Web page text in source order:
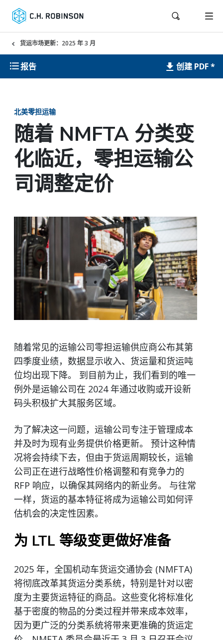
货运市场更新：2025 年 3 月
报告 创建 PDF *
北美零担运输
随着 NMFTA 分类变
化临近，零担运输公
司调整定价
随着常见的运输公司零担运输供应商公布其第
四季度业绩，数据显示收入、货运量和货运吨
位均出现下降。 到目前为止，我们看到的唯一
例外是运输公司在 2024 年通过收购或开设新
码头积极扩大其服务区域。
为了解决这一问题，运输公司专注于管理成本
并及时为现有业务提供价格更新。 预计这种情
况将会持续下去，但由于货运周期较长，运输
公司正在进行战略性价格调整和有竞争力的
RFP 响应，以确保其网络内的新业务。 与往常
一样，货运的基本特征将成为运输公司如何评
估机会的决定性因素。
为 LTL 等级变更做好准备
2025 年，全国机动车货运交通协会 (NMFTA)
将彻底改革其货运分类系统，特别是针对以密
度为主要货运特征的商品。这些变化将标准化
基于密度的物品的分类过程并带来成本效率，
因为更广泛的分类系统将带来更准确的货运定